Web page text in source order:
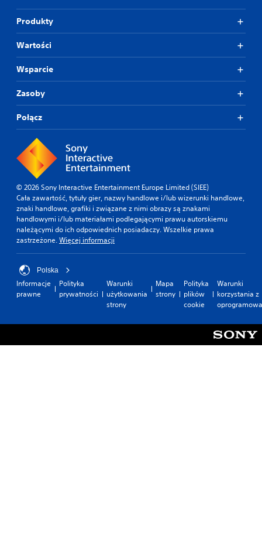
Produkty
Wartości
Wsparcie
Zasoby
Połącz
© 2026 Sony Interactive Entertainment Europe Limited (SIEE)
Cała zawartość, tytuły gier, nazwy handlowe i/lub wizerunki handlowe,
znaki handlowe, grafiki i związane z nimi obrazy są znakami
handlowymi i/lub materiałami podlegającymi prawu autorskiemu
należącymi do ich odpowiednich posiadaczy. Wszelkie prawa
zastrzeżone.Więcej informacji
Polska
Informacje
prawne
Polityka
prywatności
Warunki
użytkowania
strony
Mapa
strony
Polityka
plików
cookie
Warunki
korzystania z